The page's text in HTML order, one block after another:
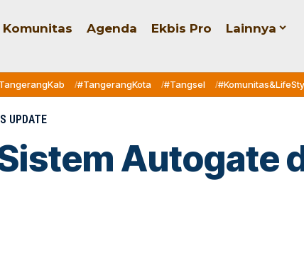
Komunitas Agenda Ekbis Pro Lainnya
#TangerangKota #Tangsel
UPDATE
Autogate